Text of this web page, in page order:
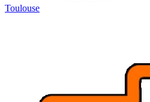
Toulouse